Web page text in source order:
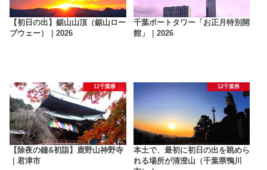
【初日の出】鋸山山頂（鋸山ロー
プウェー）｜2026
千葉ポートタワー「お正月特別開
館」｜2026
12千葉県
【除夜の鐘&初詣】鹿野山神野寺
｜君津市
12千葉県
本土で、最初に初日の出を眺めら
れる場所が清澄山（千葉県鴨川